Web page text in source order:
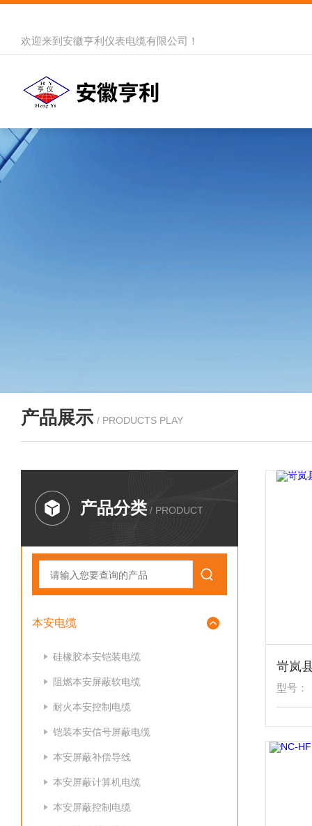
欢迎来到 安徽亨利仪表电缆有限公司 ！
产品展示 / PRODUCTS PLAY
产品分类 / PRODUCT
本安电缆
硅橡胶本安铠装电缆
阻燃本安屏蔽软电缆
耐火本安控制电缆
铠装本安信号屏蔽电缆
本安屏蔽补偿导线
本安屏蔽计算机电缆
本安屏蔽控制电缆
型号：